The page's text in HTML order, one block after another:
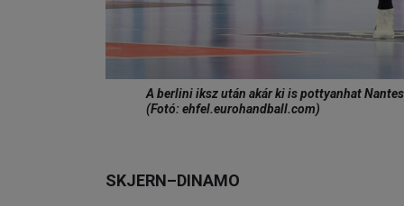
A berlini iksz után akár ki is pottyanhat
(Fotó: ehfel.eurohandball.com)
SKJERN–DINAMO